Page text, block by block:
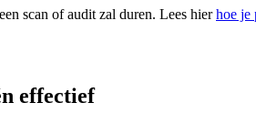
scan of audit zal duren. Lees hierhoe je
effectief